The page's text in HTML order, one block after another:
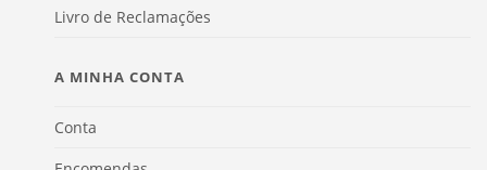
Livro de Reclamações
A MINHA CONTA
Conta